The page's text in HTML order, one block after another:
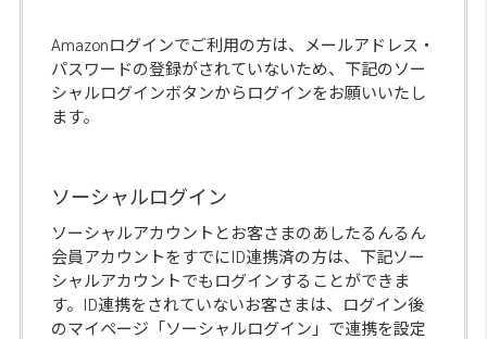
Amazonログインでご利用の方は、メールアドレス・
パスワードの登録がされていないため、下記のソー
シャルログインボタンからログインをお願いいたし
ます。
ソーシャルログイン
ソーシャルアカウントとお客さまのあしたるんるん
会員アカウントをすでにID連携済の方は、下記ソー
シャルアカウントでもログインすることができま
す。ID連携をされていないお客さまは、ログイン後
のマイページ「ソーシャルログイン」で連携を設定